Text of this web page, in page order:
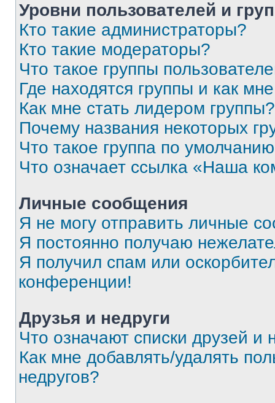
Уровни пользователей и
Кто такие администраторы?
Кто такие модераторы?
Что такое группы
Где находятся группы и как
Как мне стать лидером группы?
Почему названия некоторых
Что такое группа по
Что означает ссылка «Наша
Личные сообщения
Я не могу отправить личные
Я постоянно получаю
Я получил спам или
конференции!
Друзья и недруги
Что означают списки друзей и
Как мне добавлять/удалять
недругов?